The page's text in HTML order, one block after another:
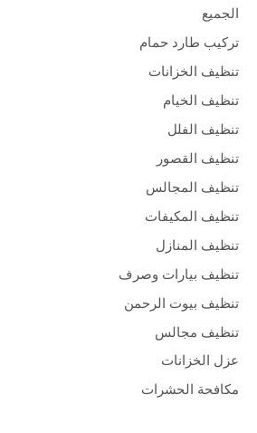
الجميع
تركيب طارد حمام
تنظيف الخزانات
تنظيف الخيام
تنظيف الفلل
تنظيف القصور
تنظيف المجالس
تنظيف المكيفات
تنظيف المنازل
تنظيف بيارات وصرف
تنظيف بيوت الرحمن
تنظيف مجالس
عزل الخزانات
مكافحة الحشرات